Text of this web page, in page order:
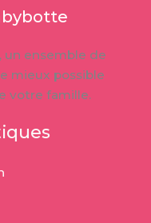
, un ensemble de
mieux possible
votre famille.